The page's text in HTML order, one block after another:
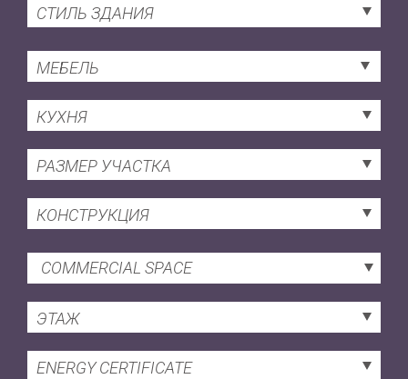
СТИЛЬ ЗДАНИЯ
МЕБЕЛЬ
КУХНЯ
РАЗМЕР УЧАСТКА
КОНСТРУКЦИЯ
COMMERCIAL SPACE
ЭТАЖ
ENERGY CERTIFICATE